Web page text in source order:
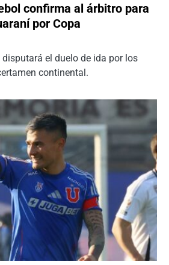
confirma al árbitro para
por Copa
el duelo de ida por los
continental.